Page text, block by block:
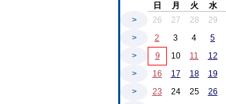
日 月 火 水
>
26 27 28 29
>
2 3 4 5
>
9 10 11 12
>
16 17 18 19
>
23 24 25 26